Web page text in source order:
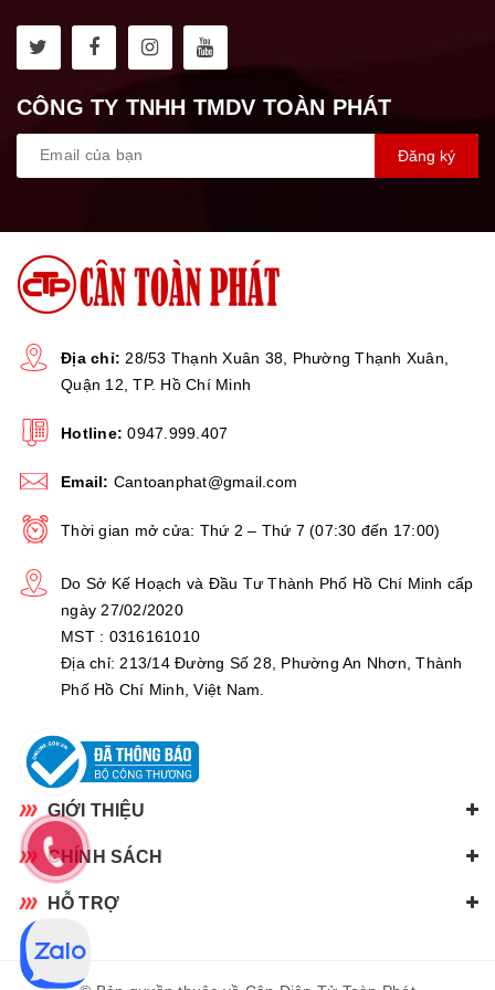
CÔNG TY TNHH TMDV TOÀN PHÁT
Đăng ký
Địa chỉ: 28/53 Thạnh Xuân 38, Phường Thạnh Xuân,
Quận 12, TP. Hồ Chí Minh
Hotline: 0947.999.407
Email: Cantoanphat@gmail.com
Thời gian mở cửa: Thứ 2 – Thứ 7 (07:30 đến 17:00)
Do Sở Kế Hoạch và Đầu Tư Thành Phố Hồ Chí Minh cấp
ngày 27/02/2020
MST : 0316161010
Địa chỉ: 213/14 Đường Số 28, Phường An Nhơn, Thành
Phố Hồ Chí Minh, Việt Nam.
GIỚI THIỆU
CHÍNH SÁCH
HỖ TRỢ